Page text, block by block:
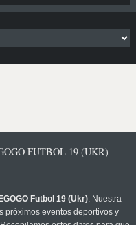
FUTBOL 19 (UKR)
Futbol 19 (Ukr). Nuestra
próximos eventos deportivos y